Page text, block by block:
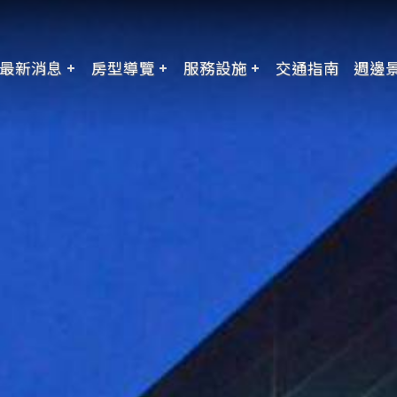
最新消息 房型導覽 服務設施 交通指南 週邊